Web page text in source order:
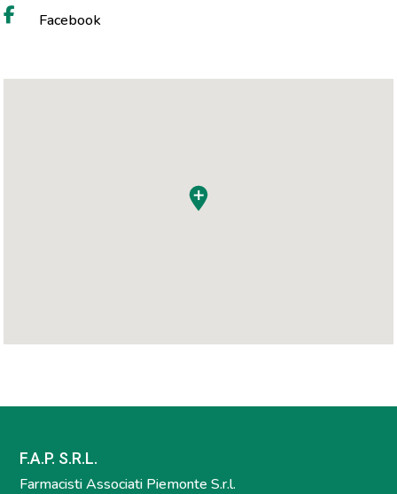
Facebook
F.A.P. S.R.L.
Farmacisti Associati Piemonte S.r.l.